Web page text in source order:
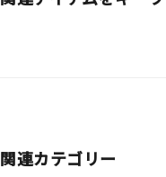
関連カテゴリー